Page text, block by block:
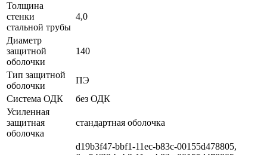
Толщина
стенки
стальной трубы
4,0
Диаметр
защитной
оболочки
140
Тип защитной
оболочки
ПЭ
Система ОДК
без ОДК
Усиленная
защитная
оболочка
стандартная оболочка
d19b3f47-bbf1-11ec-b83c-00155d478805,